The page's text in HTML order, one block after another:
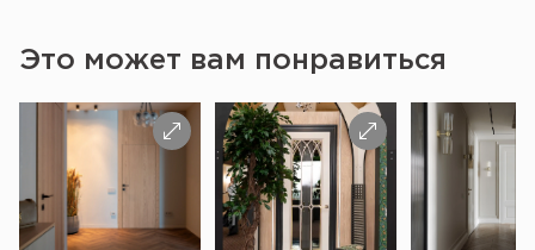
Это может вам понравиться